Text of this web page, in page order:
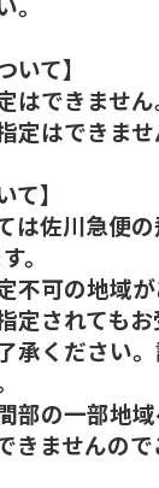
いて】
できません
はできませ
て】
は佐川急便
。
不可の地域
定されても
承ください
部の一部地
きませんので